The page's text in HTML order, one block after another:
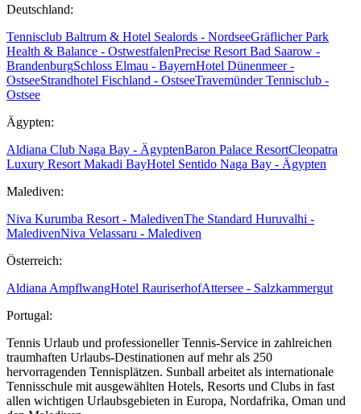
Deutschland:
Tennisclub Baltrum & Hotel Sealords - NordseeGräflicher Park
Health & Balance - OstwestfalenPrecise Resort Bad Saarow -
BrandenburgSchloss Elmau - BayernHotel Dünenmeer -
OstseeStrandhotel Fischland - OstseeTravemünder Tennisclub -
Ostsee
Ägypten:
Aldiana Club Naga Bay - ÄgyptenBaron Palace ResortCleopatra
Luxury Resort Makadi BayHotel Sentido Naga Bay - Ägypten
Malediven:
Niva Kurumba Resort - MaledivenThe Standard Huruvalhi -
MaledivenNiva Velassaru - Malediven
Österreich:
Aldiana AmpflwangHotel RauriserhofAttersee - Salzkammergut
Portugal:
Tennis Urlaub und professioneller Tennis-Service in zahlreichen
traumhaften Urlaubs-Destinationen auf mehr als 250
hervorragenden Tennisplätzen. Sunball arbeitet als internationale
Tennisschule mit ausgewählten Hotels, Resorts und Clubs in fast
allen wichtigen Urlaubsgebieten in Europa, Nordafrika, Oman und